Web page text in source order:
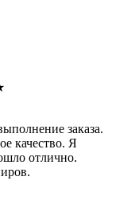
заказа.
качество. Я
отлично.